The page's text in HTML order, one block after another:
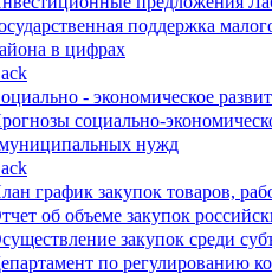
поддержка
в цифрах
- экономическое
социально-
нужд
график закупок товаров,
об объеме закупок
закупок среди
по регулированию